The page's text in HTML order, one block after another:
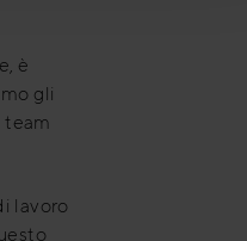
è
gli
team
lavoro